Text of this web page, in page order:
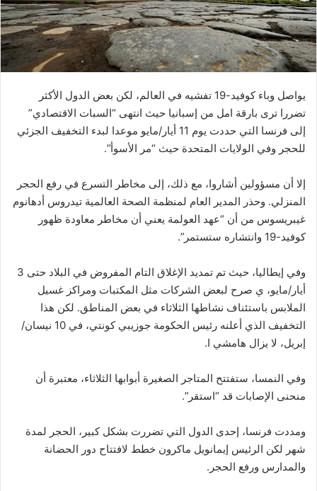
ا
إ
ل
ك
ت
ر يواصل وباء كوفيد-19 تفشيه في العالم، لكن بعض الدول الأكثر
تضررا ترى بارقة امل من إسبانيا حيث انتهى “السبات الاقتصادي”
إلى فرنسا التي حددت يوم 11 أيار/مايو موعدا لبدء التخفيف الجزئي
للحجر وفي الولايات المتحدة حيث “مر الأسوأ”.
إلا أن مسؤولين أشاروا، مع ذلك، إلى مخاطر التسرع في رفع الحجر
المنزلي. وحذر المدير العام لمنظمة الصحة العالمية تيدروس أدهانوم
غيبريسوس من أن “عهد العولمة يعني أن مخاطر معاودة ظهور
كوفيد-19 وانتشاره ستستمر”.
وفي إيطاليا، حيث تم تمديد الإغلاق التام المفروض في البلاد حتى 3
أيار/مايو، ي صرح لبعض الشركات مثل المكتبات ومراكز غسيل
الملابس باستئناف نشاطها الثلاثاء في بعض المناطق. لكن هذا
التخفيف الذي أعلنه رئيس الحكومة جوزيبي كونتي، في 10 نيسان/
إبريل، لا يزال هامشي ا.
وفي النمسا، ستفتتح المتاجر الصغيرة أبوابها الثلاثاء، معتبرة أن
منحنى الإصابات قد “استقر”.
ومددت فرنسا، إحدى الدول التي تضررت بشكل كبير، الحجر لمدة
شهر لكن الرئيس إيمانويل ماكرون خطط لافتتاح دور الحضانة
والمدارس ورفع الحجر.